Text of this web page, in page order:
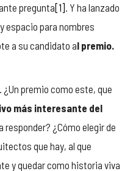
pregunta[1] . Y ha lanzado
espacio para nombres
a su candidato al premio.
premio como este, que
más interesante del
responder? ¿Cómo elegir de
que hay, al que
y quedar como historia viva